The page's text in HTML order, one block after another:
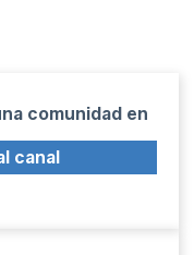
comunidad en
canal